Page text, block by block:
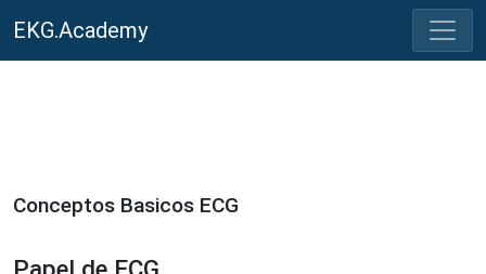
EKG.Academy
Conceptos Basicos ECG